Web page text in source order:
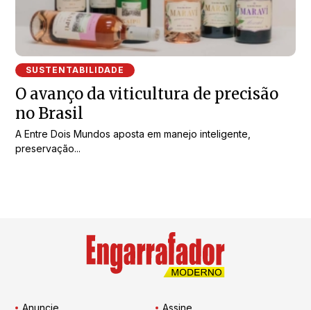
SUSTENTABILIDADE
O avanço da viticultura de precisão
no Brasil
A Entre Dois Mundos aposta em manejo inteligente,
preservação...